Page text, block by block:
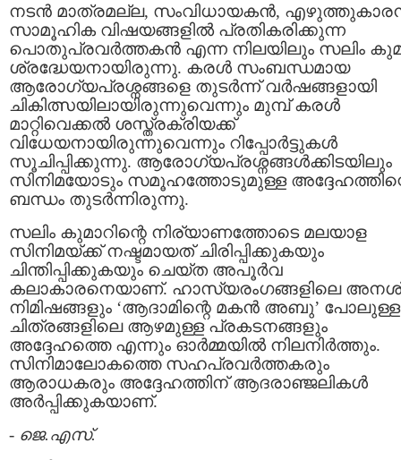
നടൻ മാത്രമല്ല, സംവിധായകൻ,
സാമൂഹിക വിഷയങ്ങളിൽ പ്രതികരിക്കുന്ന
പൊതുപ്രവർത്തകൻ എന്ന നിലയിലും സലിം
ശ്രദ്ധേയനായിരുന്നു. കരൾ സംബന്ധമായ
ആരോഗ്യപ്രശ്നങ്ങളെ തുടർന്ന് വർഷങ്ങളായി
ചികിത്സയിലായിരുന്നുവെന്നും മുമ്പ് കരൾ
മാറ്റിവെക്കൽ ശസ്ത്രക്രിയക്ക്
വിധേയനായിരുന്നുവെന്നും റിപ്പോർട്ടുകൾ
സൂചിപ്പിക്കുന്നു. ആരോഗ്യപ്രശ്നങ്ങൾക്കിടയിലും
സിനിമയോടും സമൂഹത്തോടുമുള്ള
ബന്ധം തുടർന്നിരുന്നു.
സലിം കുമാറിന്റെ നിര്യാണത്തോടെ മലയാള
സിനിമയ്ക്ക് നഷ്ടമായത് ചിരിപ്പിക്കുകയും
ചിന്തിപ്പിക്കുകയും ചെയ്ത അപൂർവ
കലാകാരനെയാണ്. ഹാസ്യരംഗങ്ങളിലെ
നിമിഷങ്ങളും ‘ആദാമിന്റെ മകൻ അബു’ പോലുള്ള
ചിത്രങ്ങളിലെ ആഴമുള്ള പ്രകടനങ്ങളും
അദ്ദേഹത്തെ എന്നും ഓർമ്മയിൽ നിലനിർത്തും.
സിനിമാലോകത്തെ സഹപ്രവർത്തകരും
ആരാധകരും അദ്ദേഹത്തിന് ആദരാഞ്ജലികൾ
അർപ്പിക്കുകയാണ്.
- ജെ.എസ്.